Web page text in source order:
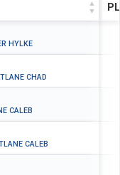
HYLKE
CHAD
CALEB
CALEB